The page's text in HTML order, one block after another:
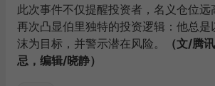
此次事件不仅提醒投资者，名义仓位
再次凸显伯里独特的投资逻辑：他总
沫为目标，并警示潜在风险。
（文/腾
忌，编辑/晓静）